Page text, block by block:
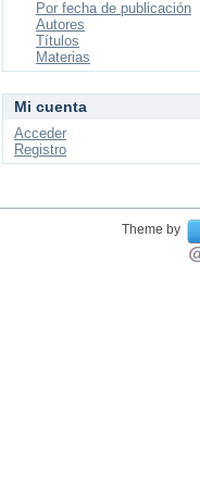
Por fecha de publicación
Autores
Títulos
Materias
Mi cuenta
Acceder
Registro
Theme by